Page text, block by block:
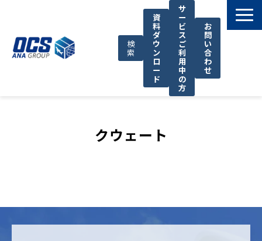
検
索
資
料
ダ
ウ
ン
ロ
ー
ド
サ
ー
ビ
ス
ご
利
用
中
の
方
お
問
い
合
わ
せ
OCSが選ばれる理由
クウェート